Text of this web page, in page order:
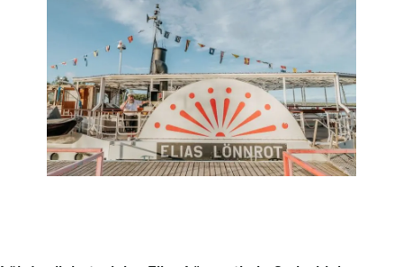
Palvelumme
Kokoelmat ja museo
Serlachius Residenssi